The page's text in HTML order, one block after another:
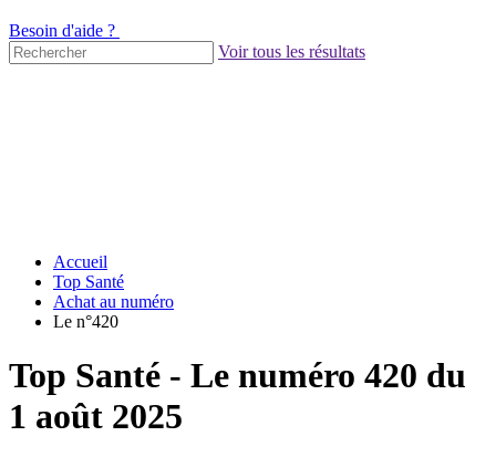
Besoin d'aide ?
Voir tous les résultats
Accueil
Top Santé
Achat au numéro
Le n°420
Top Santé - Le numéro 420 du
1 août 2025